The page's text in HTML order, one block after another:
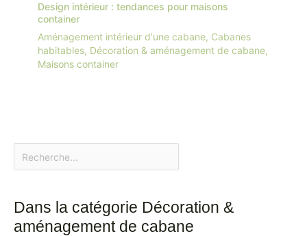
Design intérieur : tendances pour maisons
container
Aménagement intérieur d'une cabane, Cabanes
habitables, Décoration & aménagement de cabane,
Maisons container
Dans la catégorie Décoration &
aménagement de cabane